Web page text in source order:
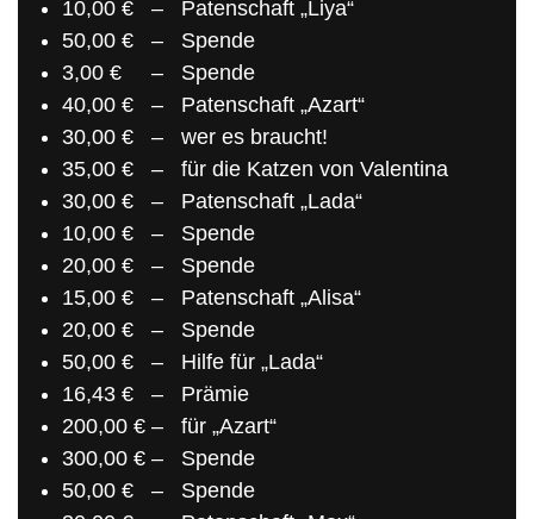
10,00 € – Patenschaft „Liya“
50,00 € – Spende
3,00 € – Spende
40,00 € – Patenschaft „Azart“
30,00 € – wer es braucht!
35,00 € – für die Katzen von Valentina
30,00 € – Patenschaft „Lada“
10,00 € – Spende
20,00 € – Spende
15,00 € – Patenschaft „Alisa“
20,00 € – Spende
50,00 € – Hilfe für „Lada“
16,43 € – Prämie
200,00 € – für „Azart“
300,00 € – Spende
50,00 € – Spende